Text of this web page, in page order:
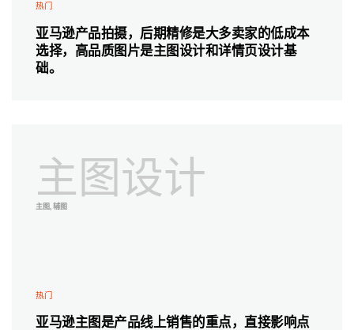
热门
亚马逊产品拍摄，后期精修是大多卖家的低成本
选择，高品质图片是主图设计和详情页设计基
础。
主图设计
主图, 辅图
热门
亚马逊主图是产品线上销售的重点，直接影响点